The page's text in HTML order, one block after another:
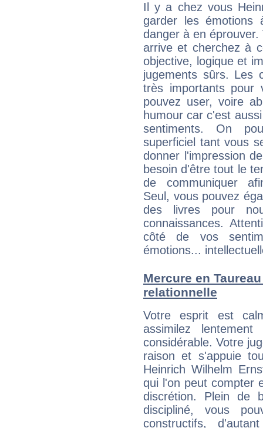
Il y a chez vous
garder les émotions
danger à en
arrive et cherchez à
objective, logique et
jugements sûrs. Les
très importants pour
pouvez user, voire
humour car c'est
sentiments. On
superficiel tant vous
donner l'impression
besoin d'être tout le
de communiquer
Seul, vous pouvez
des livres pour
connaissances.
côté de vos
émotions...
Mercure en
relationnelle
Votre esprit est
assimilez
considérable. Votre
raison et s'appuie
Heinrich Wilhelm
qui l'on peut compter
discrétion. Plein de
discipliné, vous
constructifs,